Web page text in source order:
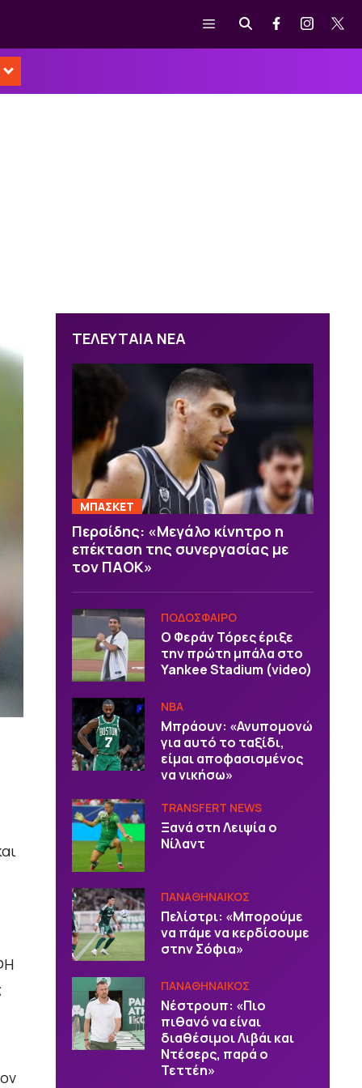
Μενού
ΤΕΛΕΥΤΑΙΑ ΝΕΑ
ΜΠΑΣΚΕΤ
Περσίδης: «Μεγάλο κίνητρο η
επέκταση της συνεργασίας με
τον ΠΑΟΚ»
ΠΟΔΟΣΦΑΙΡΟ
Ο Φεράν Τόρες έριξε
την πρώτη μπάλα στο
Yankee Stadium (video)
NBA
Μπράουν: «Ανυπομονώ
για αυτό το ταξίδι,
είμαι αποφασισμένος
να νικήσω»
TRANSFERT NEWS
Ξανά στη Λειψία ο
Νίλαντ
ΠΑΝΑΘΗΝΑΙΚΟΣ
Πελίστρι: «Μπορούμε
να πάμε να κερδίσουμε
στην Σόφια»
ΠΑΝΑΘΗΝΑΙΚΟΣ
Νέστρουπ: «Πιο
πιθανό να είναι
διαθέσιμοι Λιβάι και
Ντέσερς, παρά ο
Τεττέη»